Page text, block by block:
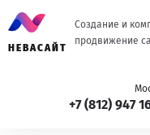
Создание и
продвижение
НЕВАСАЙТ
+7 (812) 947